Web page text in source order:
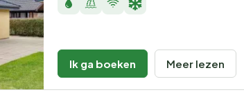
Ik ga boeken Meer lezen